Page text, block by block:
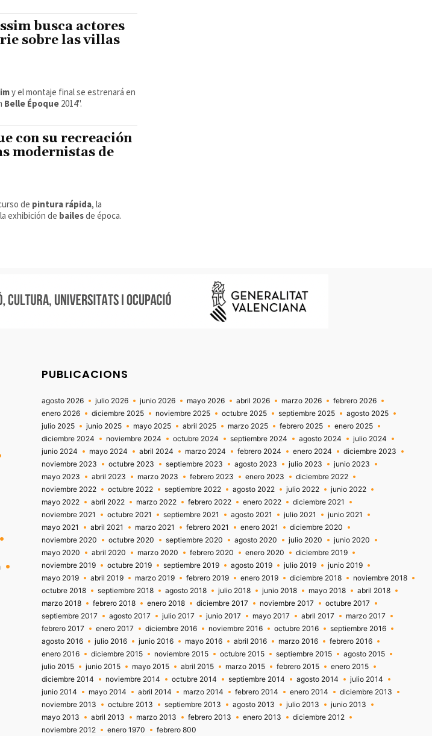
busca actores
sobre las villas
y el montaje final se estrenará en
Belle Époque 2014".
con su recreación
modernistas de
de pintura rápida, la
exhibición de bailesde época.
PUBLICACIONS
agosto 2026 julio 2026 junio 2026 mayo 2026 abril 2026 marzo 2026
febrero 2026
enero 2026
diciembre 2025 noviembre 2025 octubre 2025 septiembre 2025
agosto 2025
julio 2025
junio 2025 mayo 2025 abril 2025 marzo 2025 febrero 2025
enero 2025
diciembre 2024
noviembre 2024 octubre 2024 septiembre 2024 agosto 2024
julio 2024
junio 2024
mayo 2024 abril 2024 marzo 2024 febrero 2024 enero 2024
diciembre 2023
noviembre 2023
octubre 2023 septiembre 2023 agosto 2023 julio 2023
junio 2023
mayo 2023
abril 2023 marzo 2023 febrero 2023 enero 2023
diciembre 2022
noviembre 2022
octubre 2022 septiembre 2022 agosto 2022 julio 2022
junio 2022
mayo 2022
abril 2022 marzo 2022 febrero 2022 enero 2022
diciembre 2021
noviembre 2021
octubre 2021 septiembre 2021 agosto 2021 julio 2021
junio 2021
mayo 2021
abril 2021 marzo 2021 febrero 2021 enero 2021
diciembre 2020
noviembre 2020
octubre 2020 septiembre 2020 agosto 2020 julio 2020
junio 2020
mayo 2020
abril 2020 marzo 2020 febrero 2020 enero 2020
diciembre 2019
noviembre 2019
octubre 2019 septiembre 2019 agosto 2019 julio 2019
junio 2019
mayo 2019
abril 2019 marzo 2019 febrero 2019 enero 2019 diciembre 2018
noviembre 2018
octubre 2018
septiembre 2018 agosto 2018 julio 2018 junio 2018 mayo 2018
abril 2018
marzo 2018
febrero 2018 enero 2018 diciembre 2017 noviembre 2017
octubre 2017
septiembre 2017
agosto 2017 julio 2017 junio 2017 mayo 2017 abril 2017
marzo 2017
febrero 2017
enero 2017 diciembre 2016 noviembre 2016 octubre 2016
septiembre 2016
agosto 2016
julio 2016 junio 2016 mayo 2016 abril 2016 marzo 2016
febrero 2016
enero 2016
diciembre 2015 noviembre 2015 octubre 2015 septiembre 2015
agosto 2015
julio 2015
junio 2015 mayo 2015 abril 2015 marzo 2015 febrero 2015
enero 2015
diciembre 2014
noviembre 2014 octubre 2014 septiembre 2014 agosto 2014
julio 2014
junio 2014
mayo 2014 abril 2014 marzo 2014 febrero 2014 enero 2014
diciembre 2013
noviembre 2013
octubre 2013 septiembre 2013 agosto 2013 julio 2013
junio 2013
mayo 2013
abril 2013 marzo 2013 febrero 2013 enero 2013
diciembre 2012
noviembre 2012
enero 1970 febrero 800